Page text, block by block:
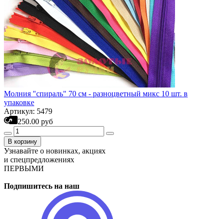
Молния "спираль" 70 см - разноцветный микс 10 шт. в
упаковке
Артикул: 5479
250.00 руб
В корзину
Узнавайте о новинках, акциях
и спецпредложениях
ПЕРВЫМИ
Подпишитесь на наш